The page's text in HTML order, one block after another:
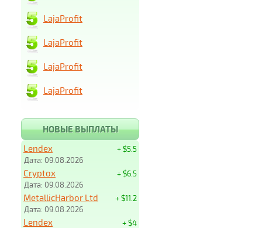
LajaProfit
LajaProfit
LajaProfit
LajaProfit
НОВЫЕ ВЫПЛАТЫ
+ $5.5
Lendex
Дата: 09.08.2026
+ $6.5
Cryptox
Дата: 09.08.2026
+ $11.2
MetallicHarbor Ltd
Дата: 09.08.2026
+ $4
Lendex